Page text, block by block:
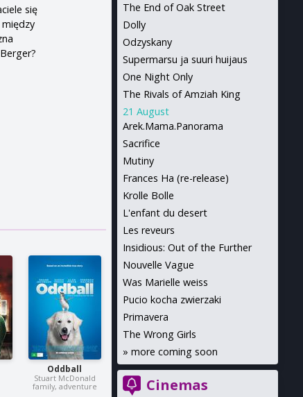
się
Oddball
Stuart McDonald
family, adventure
The End of Oak Street
Dolly
Odzyskany
Supermarsu ja suuri huijaus
One Night Only
The Rivals of Amziah King
21 August
Arek.Mama.Panorama
Sacrifice
Mutiny
Frances Ha (re-release)
Krolle Bolle
L'enfant du desert
Les reveurs
Insidious: Out of the Further
Nouvelle Vague
Was Marielle weiss
Pucio kocha zwierzaki
Primavera
The Wrong Girls
» more coming soon
Cinemas